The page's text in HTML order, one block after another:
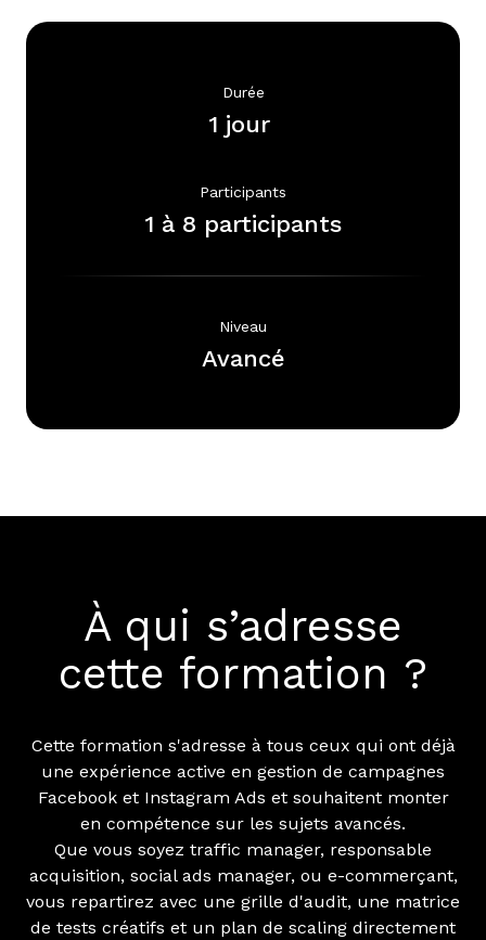
Durée
1 jour
Participants
1 à 8 participants
Niveau
Avancé
À qui s’adresse
cette formation ?
Cette formation s'adresse à tous ceux qui ont déjà
une expérience active en gestion de campagnes
Facebook et Instagram Ads et souhaitent monter
en compétence sur les sujets avancés.
Que vous soyez traffic manager, responsable
acquisition, social ads manager, ou e-commerçant,
vous repartirez avec une grille d'audit, une matrice
de tests créatifs et un plan de scaling directement